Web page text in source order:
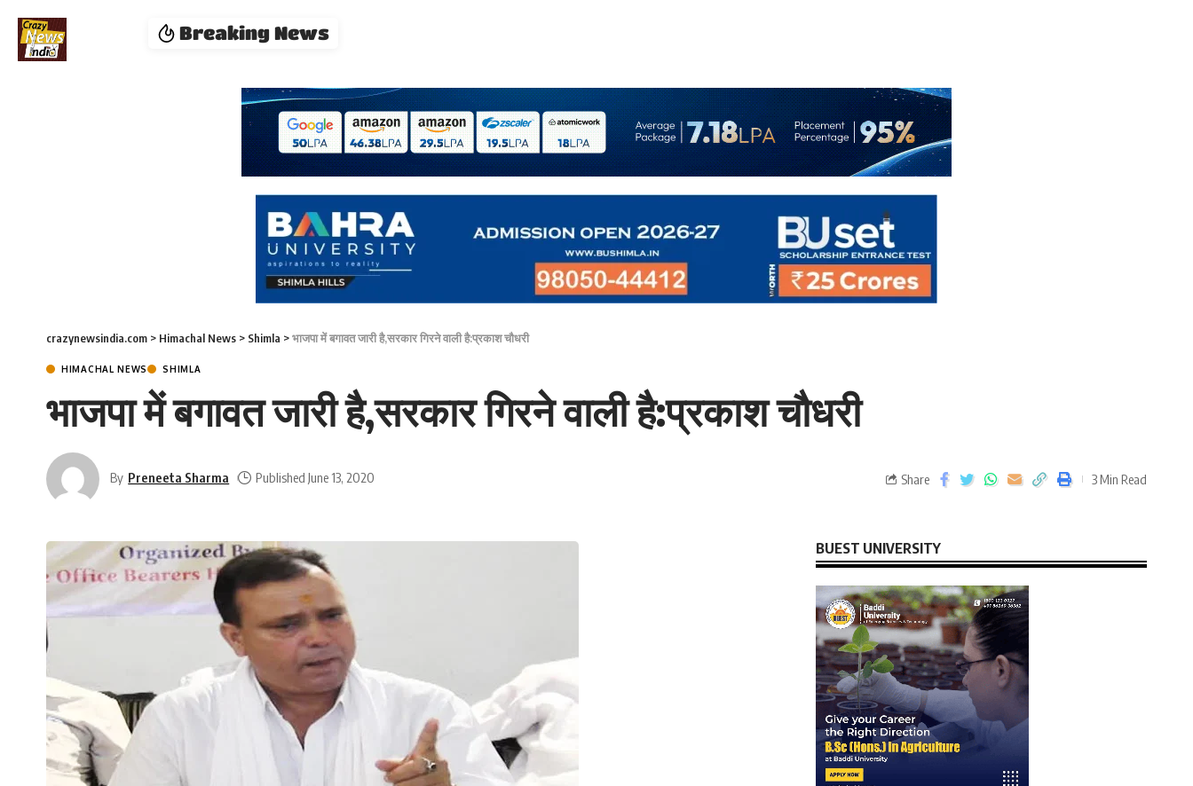
Breaking News
crazynewsindia.com > Himachal News > Shimla >भाजपा में बगावत जारी है,सरकार गिरने वाली है:प्रकाश चौधरी
HIMACHAL NEWS SHIMLA
भाजपा में बगावत जारी है,सरकार गिरने वाली है:प्रकाश चौधरी
By Preneeta Sharma Published June 13, 2020 Share 3 Min Read
BUEST UNIVERSITY